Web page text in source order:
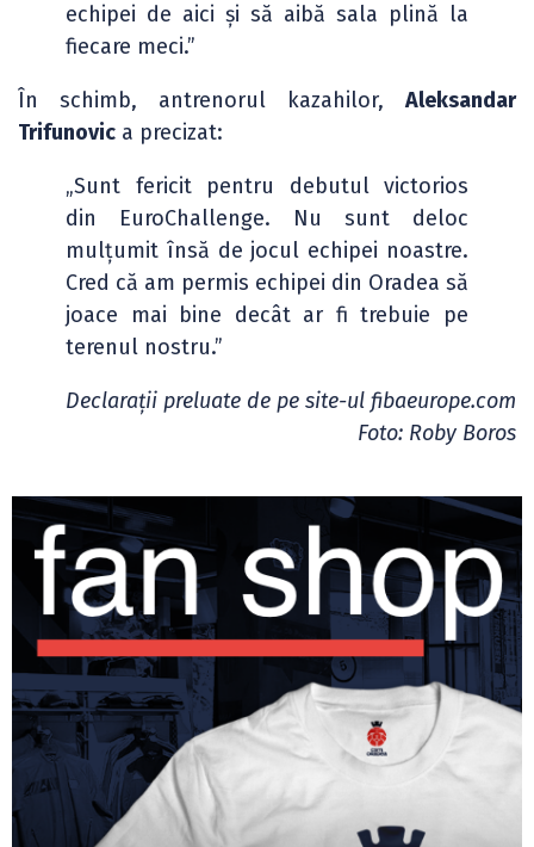
echipei de aici și să aibă sala plină la
fiecare meci.”
În schimb, antrenorul kazahilor, Aleksandar
Trifunovic a precizat:
„Sunt fericit pentru debutul victorios
din EuroChallenge. Nu sunt deloc
mulțumit însă de jocul echipei noastre.
Cred că am permis echipei din Oradea să
joace mai bine decât ar fi trebuie pe
terenul nostru.”
Declarații preluate de pe site-ul fibaeurope.com
Foto: Roby Boros